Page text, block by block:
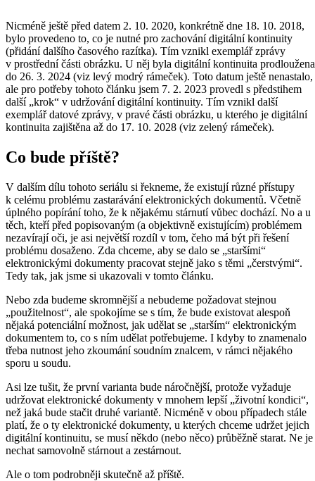
Nicméně ještě před datem 2. 10. 2020, konkrétně dne 18. 10. 2018,
bylo provedeno to, co je nutné pro zachování digitální kontinuity
(přidání dalšího časového razítka). Tím vznikl exemplář zprávy
v prostřední části obrázku. U něj byla digitální kontinuita prodloužena
do 26. 3. 2024 (viz levý modrý rámeček). Toto datum ještě nenastalo,
ale pro potřeby tohoto článku jsem 7. 2. 2023 provedl s předstihem
další „krok“ v udržování digitální kontinuity. Tím vznikl další
exemplář datové zprávy, v pravé části obrázku, u kterého je digitální
kontinuita zajištěna až do 17. 10. 2028 (viz zelený rámeček).
Co bude příště?
V dalším dílu tohoto seriálu si řekneme, že existují různé přístupy
k celému problému zastarávání elektronických dokumentů. Včetně
úplného popírání toho, že k nějakému stárnutí vůbec dochází. No a u
těch, kteří před popisovaným (a objektivně existujícím) problémem
nezavírají oči, je asi největší rozdíl v tom, čeho má být při řešení
problému dosaženo. Zda chceme, aby se dalo se „staršími“
elektronickými dokumenty pracovat stejně jako s těmi „čerstvými“.
Tedy tak, jak jsme si ukazovali v tomto článku.
Nebo zda budeme skromnější a nebudeme požadovat stejnou
„použitelnost“, ale spokojíme se s tím, že bude existovat alespoň
nějaká potenciální možnost, jak udělat se „starším“ elektronickým
dokumentem to, co s ním udělat potřebujeme. I kdyby to znamenalo
třeba nutnost jeho zkoumání soudním znalcem, v rámci nějakého
sporu u soudu.
Asi lze tušit, že první varianta bude náročnější, protože vyžaduje
udržovat elektronické dokumenty v mnohem lepší „životní kondici“,
než jaká bude stačit druhé variantě. Nicméně v obou případech stále
platí, že o ty elektronické dokumenty, u kterých chceme udržet jejich
digitální kontinuitu, se musí někdo (nebo něco) průběžně starat. Ne je
nechat samovolně stárnout a zestárnout.
Ale o tom podrobněji skutečně až příště.